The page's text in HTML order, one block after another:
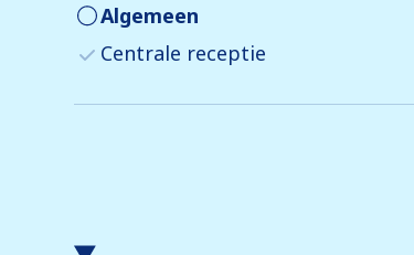
Algemeen
Centrale receptie